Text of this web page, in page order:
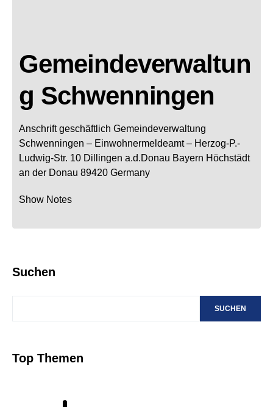
Gemeindeverwaltun
g Schwenningen
Anschrift geschäftlich Gemeindeverwaltung
Schwenningen – Einwohnermeldeamt – Herzog-P.-
Ludwig-Str. 10 Dillingen a.d.Donau Bayern Höchstädt
an der Donau 89420 Germany
Show Notes
Suchen
SUCHEN
Top Themen